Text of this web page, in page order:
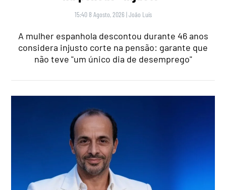
15:40 8 Agosto, 2026 |João Luís
A mulher espanhola descontou durante 46 anos
considera injusto corte na pensão: garante que
não teve "um único dia de desemprego"